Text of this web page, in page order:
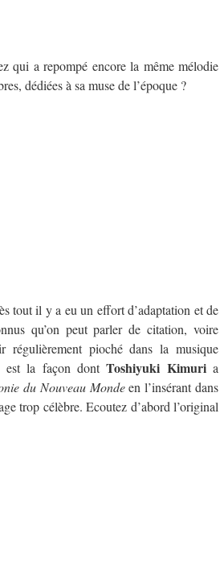
qui a repompé encore la même mélodie
dédiées à sa muse de l’époque ?
tout il y a eu un effort d’adaptation et de
qu’on peut parler de citation, voire
régulièrement pioché dans la musique
est la façon dontToshiyuki Kimuria
du Nouveau Mondeen l’insérant dans
trop célèbre. Ecoutez d’abord l’original